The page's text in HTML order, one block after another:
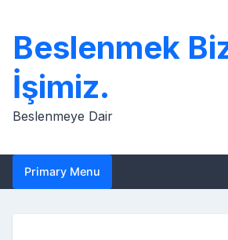
content
Beslenmek
İşimiz.
Beslenmeye Dair
Primary Menu